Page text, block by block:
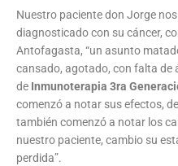
Nuestro paciente don Jorge
diagnosticado con su cáncer,
Antofagasta, “un asunto
cansado, agotado, con falta de
de Inmunoterapia 3ra
comenzó a notar sus efectos,
también comenzó a notar los
nuestro paciente, cambio su
perdida”.